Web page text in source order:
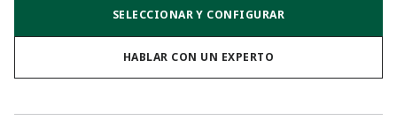
SELECCIONAR Y CONFIGURAR
HABLAR CON UN EXPERTO